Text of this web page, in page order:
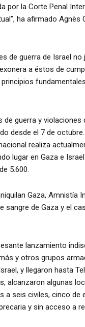
por la Corte Penal
ha afirmado Agnès
de guerra de Israel
a éstos de
guerra y
desde el 7 de
realiza
lugar en Gaza e
5.600.
Gaza, Amnistía
de Gaza y el
lanzamiento
y otros grupos
y llegaron hasta
alcanzaron algunas
a seis civiles, cinco de
y sin acceso a